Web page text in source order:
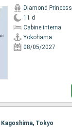
Diamond Princess
11 d
Cabine interna
Yokohama
08/05/2027
Tokyo